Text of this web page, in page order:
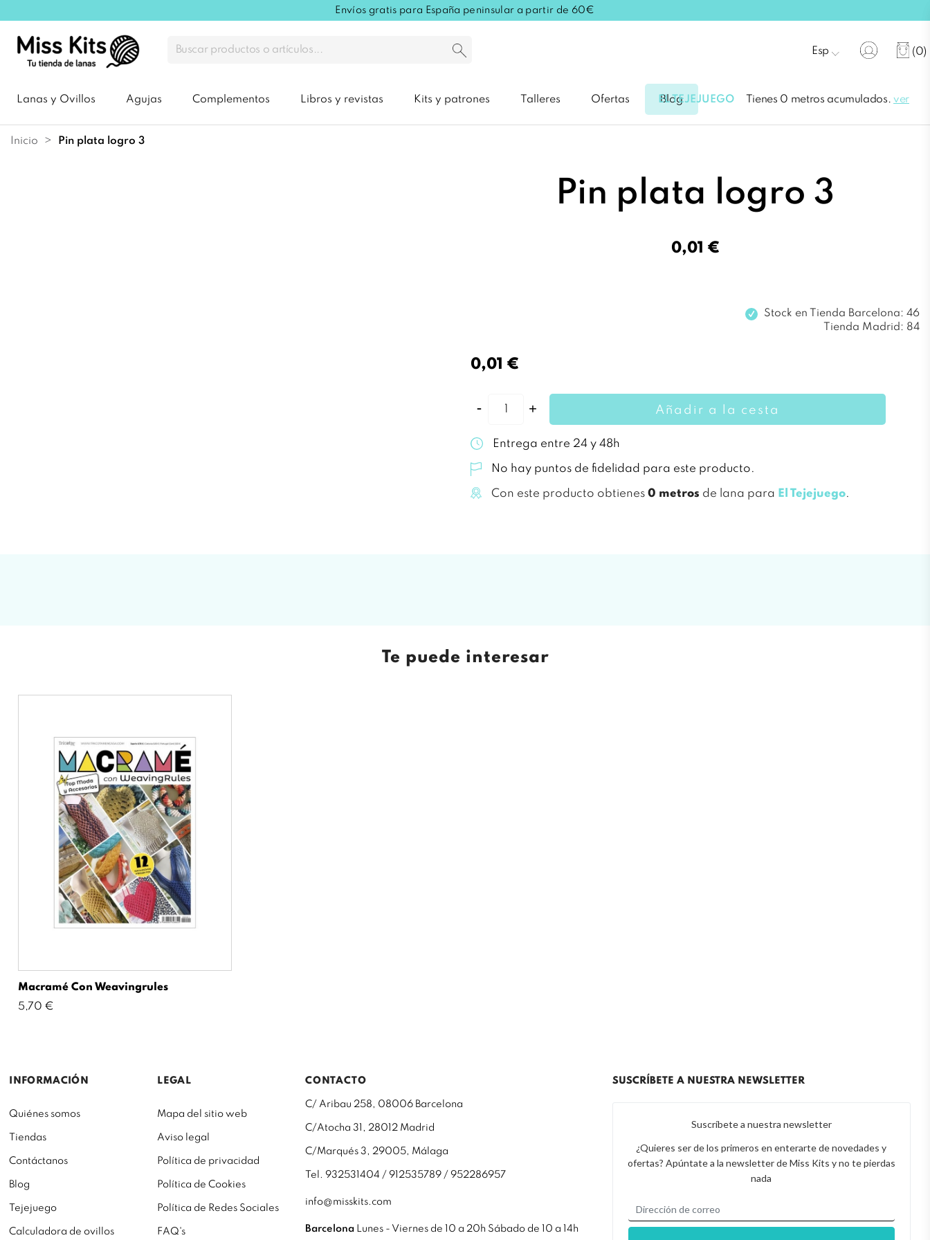
Envíos gratis para España peninsular a partir de 60€
(0)
Esp
Lanas y Ovillos Agujas Complementos Libros y revistas Kits y patrones Talleres Ofertas Blog
EL TEJEJUEGO Tienes 0 metros acumulados.ver
Inicio pin plata logro 3
Pin plata logro 3
0,01 €
Stock en Tienda Barcelona: 46
Tienda Madrid: 84
0,01 €
Añadir a la cesta
Entrega entre 24 y 48h
No hay puntos de fidelidad para este producto.
Con este producto obtienes 0 metros de lana para El Tejejuego.
Te puede interesar
Macramé Con Weavingrules
Precio
5,70 €
INFORMACIÓN
Quiénes somos
Tiendas
Contáctanos
Blog
Tejejuego
Calculadora de ovillos
LEGAL
Mapa del sitio web
Aviso legal
Política de privacidad
Política de Cookies
Política de Redes Sociales
FAQ's
CONTACTO
C/ Aribau 258, 08006 Barcelona
C/Atocha 31, 28012 Madrid
C/Marqués 3, 29005, Málaga
Tel. 932531404 / 912535789 / 952286957
info@misskits.com
Barcelona Lunes - Viernes de 10 a 20h Sábado de 10 a 14h
SUSCRÍBETE A NUESTRA NEWSLETTER
Suscríbete a nuestra newsletter
¿Quieres ser de los primeros en enterarte de novedades y
ofertas? Apúntate a la newsletter de Miss Kits y no te pierdas
nada